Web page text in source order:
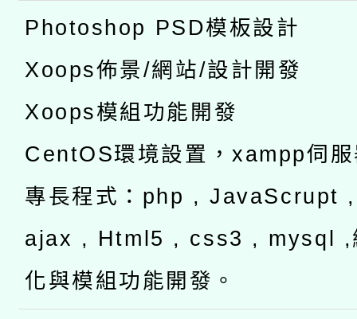
Photoshop PSD模板設計
Xoops佈景/網站/設計開發
Xoops模組功能開發
CentOS環境設置，xampp伺
專長程式：php , JavaScrupt
ajax , Html5 , css3 , mysql ,
化與模組功能開發。